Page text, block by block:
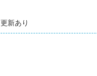
更新あり